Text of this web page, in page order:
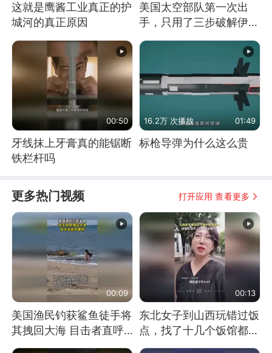
这就是鹰酱工业真正的护
城河的真正原因
美国太空部队第一次出
手，只用了三步破解伊朗
00:50
牙线抹上牙膏真的能锯断
铁栏杆吗
16.2万 次播放 01:49
标枪导弹为什么这么贵
更多热门视频 打开应用 查看更多
00:09
美国渔民钓获鲨鱼徒手将
其拽回大海 目击者直呼
震惊 （视频来源：参考
00:13
东北女子到山西玩错过饭
点，找了十几个饭馆都没
开门：午休到几点